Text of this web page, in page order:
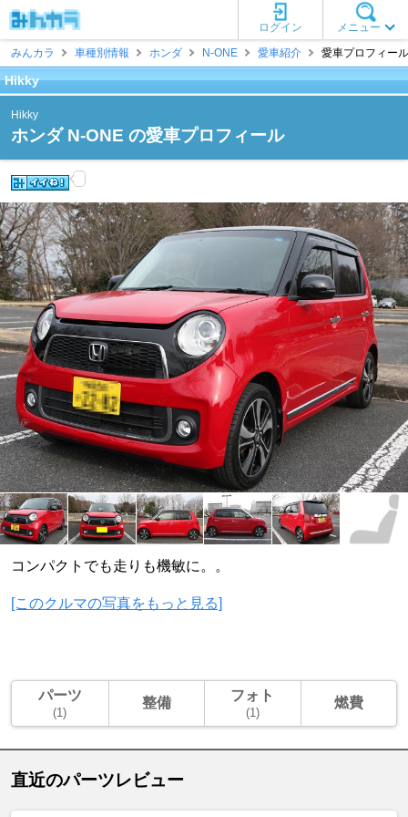
メニュー
ログイン
みんカラ
車種別情報 ホンダ N-ONE 愛車紹介 愛車プロフィー
Hikky
Hikky
ホンダ N-ONE の愛車プロフィール
コンパクトでも走りも機敏に。。
[このクルマの写真をもっと見る]
パーツ
(1)
整備 フォト
(1)
燃費
直近のパーツレビュー